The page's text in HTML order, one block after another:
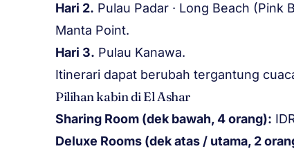
Hari 2. Pulau Padar · Long Beach (Pink
Manta Point.
Hari 3. Pulau Kanawa.
Itinerari dapat berubah tergantung
Pilihan kabin di El Ashar
Sharing Room (dek bawah, 4 orang):
Deluxe Rooms (dek atas / utama, 2